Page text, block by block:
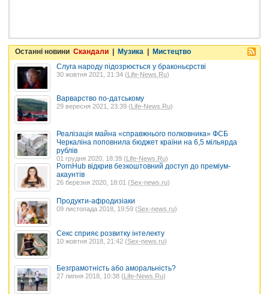
Останні новини Скандали | Музика | Мистецтво
Слуга народу підозрюється у браконьєрстві
30 жовтня 2021, 21:34 (Life-News.Ru)
Варварство по-датському
29 вересня 2021, 23:39 (Life-News.Ru)
Реалізація майна «справжнього полковника» ФСБ
Черкаліна поповнила бюджет країни на 6,5 мільярда
рублів
01 грудня 2020, 18:39 (Life-News.Ru)
PornHub відкрив безкоштовний доступ до преміум-
акаунтів
26 березня 2020, 18:01 (Sex-news.ru)
Продукти-афродизіаки
09 листопада 2018, 19:59 (Sex-news.ru)
Секс сприяє розвитку інтелекту
10 жовтня 2018, 21:42 (Sex-news.ru)
Безграмотність або аморальність?
27 липня 2018, 10:38 (Life-News.Ru)